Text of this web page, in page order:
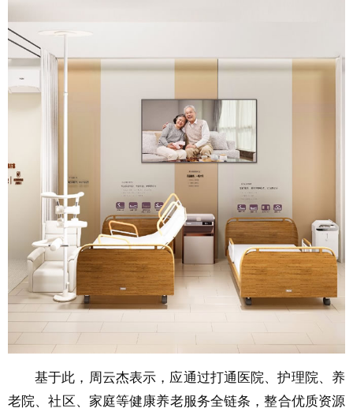
基于此，周云杰表示，应通过打通医院、护理院、养
老院、社区、家庭等健康养老服务全链条，整合优质资源